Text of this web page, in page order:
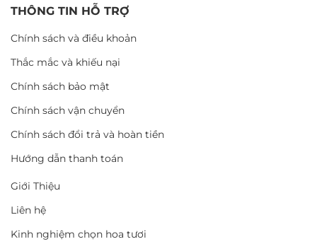
THÔNG TIN HỖ TRỢ
Chính sách và điều khoản
Thắc mắc và khiếu nại
Chính sách bảo mật
Chính sách vận chuyển
Chính sách đổi trả và hoàn tiền
Hướng dẫn thanh toán
Giới Thiệu
Liên hệ
Kinh nghiệm chọn hoa tươi